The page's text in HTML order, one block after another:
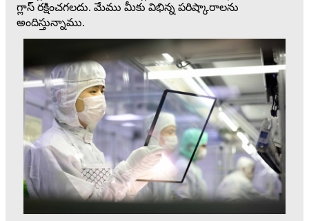
గ్లాస్ రక్షించగలదు. మేము మీకు విభిన్న పరిష్కారాలను
అందిస్తున్నాము.